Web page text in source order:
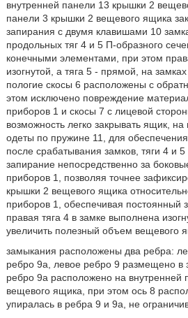
внутренней панели 13 крышки 2
панели 3 крышки 2 вещевого ящика
запирания с двумя клавишами 10
продольных тяг 4 и 5 П-образного
конечными элементами, при этом
изогнутой, а тяга 5 - прямой, на
пологие скосы 6 расположены с
этом исключено повреждение
приборов 1 и скосы 7 с лицевой
возможность легко закрывать ящик,
одеты по пружине 11, для
после срабатывания замков, тяги 4 и
запирание непосредственно за
приборов 1, позволяя точнее
крышки 2 вещевого ящика
приборов 1, обеспечивая постоянный
правая тяга 4 в замке выполнена
увеличить полезный объем вещевого
замыкания расположены два ребра:
ребро 9а, левое ребро 9 размещено в
ребро 9а расположено на внутренней
вещевого ящика, при этом ось 8
упиралась в ребра 9 и 9а, не